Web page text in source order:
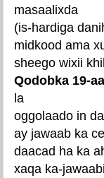
masaalixda
(is-hardiga
midkood ama
sheego wixii
Qodobka 19-
la
oggolaado in
ay jawaab ka
daacad ha ka
xaqa ka-